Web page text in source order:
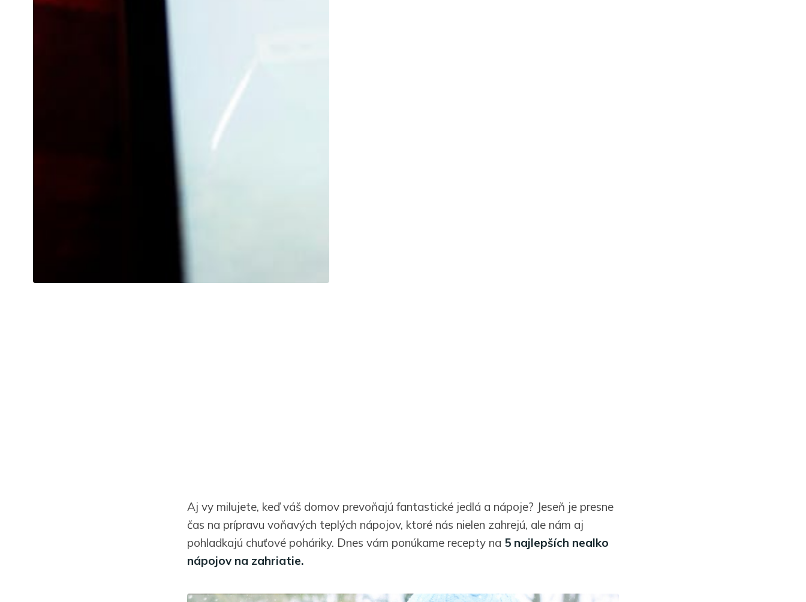
Aj vy milujete, keď váš domov prevoňajú fantastické jedlá a nápoje? Jeseň je presne
čas na prípravu voňavých teplých nápojov, ktoré nás nielen zahrejú, ale nám aj
pohladkajú chuťové poháriky. Dnes vám ponúkame recepty na 5 najlepších nealko
nápojov na zahriatie.